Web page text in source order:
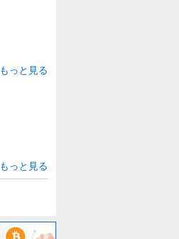
もっと見る
もっと見る